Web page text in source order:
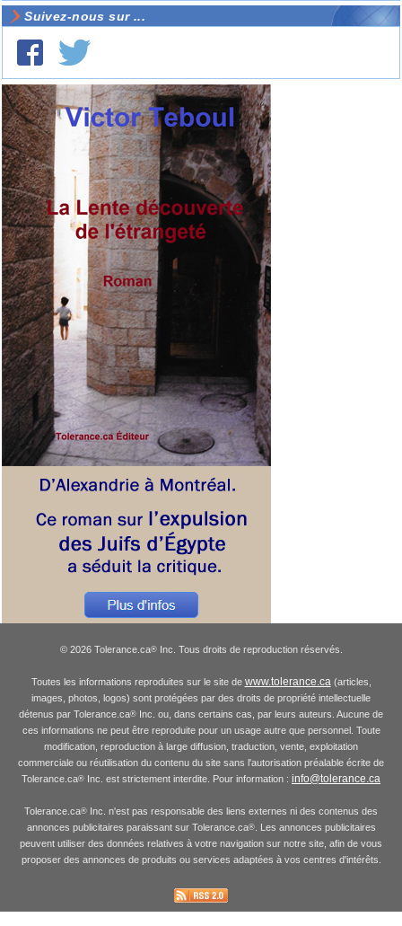
Suivez-nous sur ...
© 2026 Tolerance.ca®Inc. Tous droits de reproduction réservés.
Toutes les informations reproduites sur le site de www.tolerance.ca(articles,
images, photos, logos) sont protégées par des droits de propriété intellectuelle
détenus par Tolerance.ca® Inc. ou, dans certains cas, par leurs auteurs. Aucune de
ces informations ne peut être reproduite pour un usage autre que personnel. Toute
modification, reproduction à large diffusion, traduction, vente, exploitation
commerciale ou réutilisation du contenu du site sans l'autorisation préalable écrite de
Tolerance.ca® Inc. est strictement interdite. Pour information : info@tolerance.ca
Tolerance.ca® Inc. n'est pas responsable des liens externes ni des contenus des
annonces publicitaires paraissant sur Tolerance.ca®. Les annonces publicitaires
peuvent utiliser des données relatives à votre navigation sur notre site, afin de vous
proposer des annonces de produits ou services adaptées à vos centres d'intérêts.